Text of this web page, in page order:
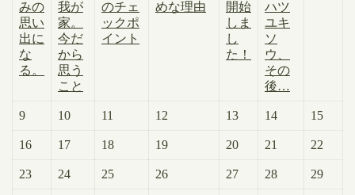
みの
思い
出に
な
る。
我が
家。
今だ
から
思う
こと
のチェ
ックポ
イント
めな理由
開始
しま
し
た！
ハツ
ユキ
ソ
ウ、
その
後…
9 10 11 12 13 14 15
16 17 18 19 20 21 22
23 24 25 26 27 28 29